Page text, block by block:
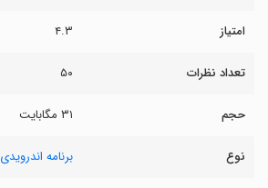
امتیاز ۴.۳
تعداد نظرات ۵۰
حجم ۳۱ مگابایت
نوع برنامه اندرویدی